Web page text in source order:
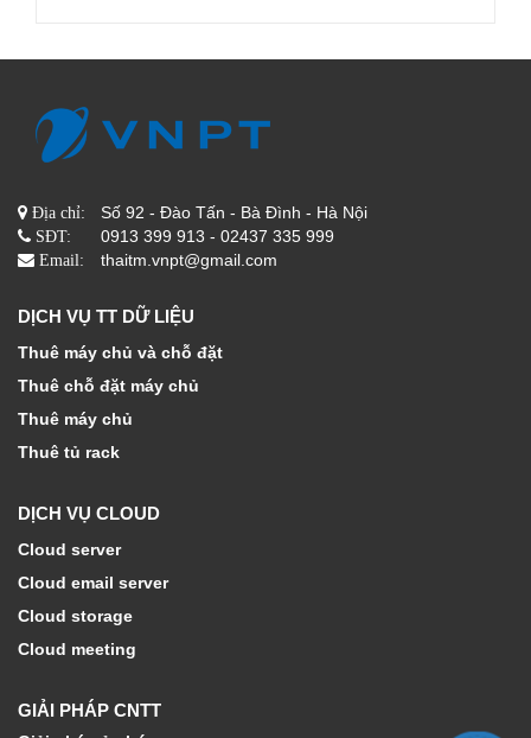
Địa chỉ: Số 92 - Đào Tấn - Bà Đình - Hà Nội
SĐT: 0913 399 913 - 02437 335 999
Email: thaitm.vnpt@gmail.com
DỊCH VỤ TT DỮ LIỆU
Thuê máy chủ và chỗ đặt
Thuê chỗ đặt máy chủ
Thuê máy chủ
Thuê tủ rack
DỊCH VỤ CLOUD
Cloud server
Cloud email server
Cloud storage
Cloud meeting
GIẢI PHÁP CNTT